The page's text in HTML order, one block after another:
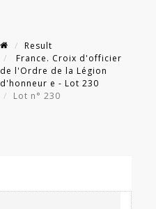
Result
France. Croix d'officier
de l'Ordre de la Légion
d'honneur e - Lot 230
Lot n° 230